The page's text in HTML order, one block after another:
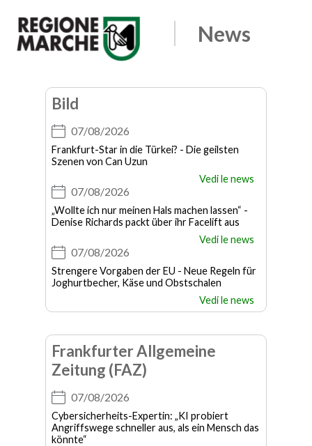
Edicola
Regione
News
Bild
07/08/2026
Frankfurt-Star in die Türkei? - Die geilsten
Szenen von Can Uzun
Vedi le news
07/08/2026
„Wollte ich nur meinen Hals machen lassen“ -
Denise Richards packt über ihr Facelift aus
Vedi le news
07/08/2026
Strengere Vorgaben der EU - Neue Regeln für
Joghurtbecher, Käse und Obstschalen
Vedi le news
Frankfurter Allgemeine
Zeitung (FAZ)
07/08/2026
Cybersicherheits-Expertin: „KI probiert
Angriffswege schneller aus, als ein Mensch das
könnte“